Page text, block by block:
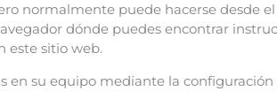
normalmente puede hacerse desde
dónde puedes encontrar
este sitio web.
su equipo mediante la